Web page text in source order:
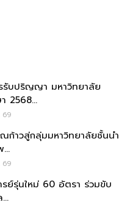
รรับปริญญา มหาวิทยาลัย
2568...
69
ก้าวสู่กลุ่มมหาวิทยาลัยชั้นนำ
69
รย์รุ่นใหม่ 60 อัตรา ร่วมขับ